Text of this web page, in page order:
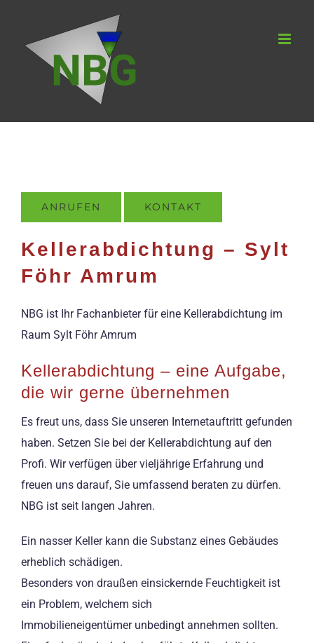
springen
ANRUFEN KONTAKT
Kellerabdichtung – Sylt
Föhr Amrum
NBG ist Ihr Fachanbieter für eine Kellerabdichtung im
Raum Sylt Föhr Amrum
Kellerabdichtung – eine Aufgabe,
die wir gerne übernehmen
Es freut uns, dass Sie unseren Internetauftritt gefunden
haben. Setzen Sie bei der Kellerabdichtung auf den
Profi. Wir verfügen über vieljährige Erfahrung und
freuen uns darauf, Sie umfassend beraten zu dürfen.
NBG ist seit langen Jahren.
Ein nasser Keller kann die Substanz eines Gebäudes
erheblich schädigen.
Besonders von draußen einsickernde Feuchtigkeit ist
ein Problem, welchem sich
Immobilieneigentümer unbedingt annehmen sollten.